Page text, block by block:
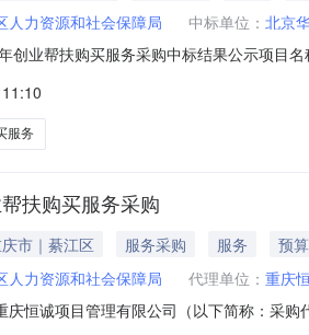
人力资源和社会保障局 中标单位： 北京
创业帮扶购买服务采购中标结果公示项目
成交金额：392700元中标候选人公示.pdf
服务
扶购买服务采购
市｜綦江区 服务采购 服务
预
人力资源和社会保障局 代理单位： 重庆
庆恒诚项目管理有限公司（以下简称：采